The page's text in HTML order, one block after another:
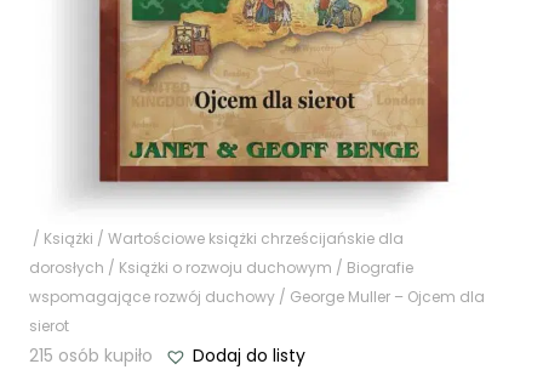
/ Książki / Wartościowe książki chrześcijańskie dla
dorosłych / Książki o rozwoju duchowym / Biografie
wspomagające rozwój duchowy / George Muller – Ojcem dla
sierot
215 osób kupiło Dodaj do listy